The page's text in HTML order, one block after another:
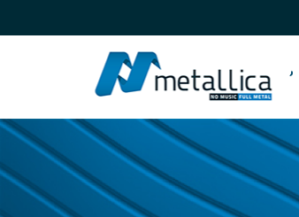
Français
ENTREPRISE PRODUITS